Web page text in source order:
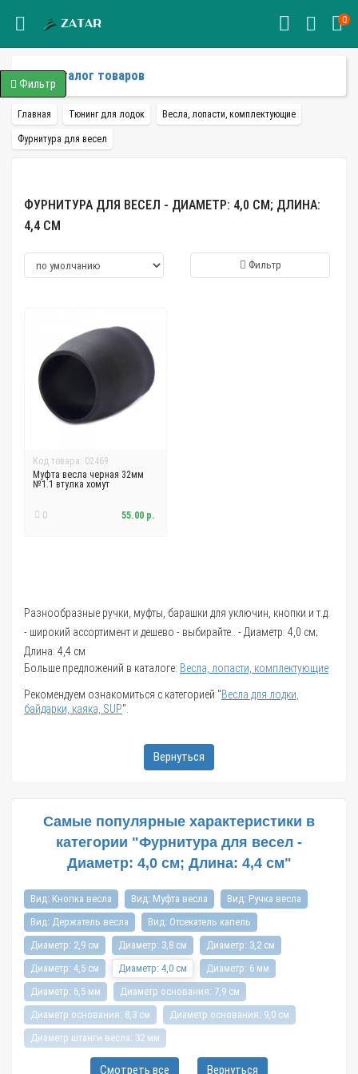
0
Каталог товаров
Главная Тюнинг для лодок Весла, лопасти, комплектующие
Фурнитура для весел
ФУРНИТУРА ДЛЯ ВЕСЕЛ - ДИАМЕТР: 4,0 СМ; ДЛИНА:
4,4 СМ
Фильтр
Код товара: 02469
Муфта весла черная 32мм
№1.1 втулка хомут
0 55.00 р.
Разнообразные ручки, муфты, барашки для уключин, кнопки и т.д.
- широкий ассортимент и дешево - выбирайте.. - Диаметр: 4,0 см;
Длина: 4,4 см
Больше предложений в каталоге: Весла, лопасти, комплектующие
Рекомендуем ознакомиться с категорией "Весла для лодки,
байдарки, каяка, SUP".
Вернуться
Самые популярные характеристики в
категории "Фурнитура для весел -
Диаметр: 4,0 см; Длина: 4,4 см"
Вид: Кнопка весла Вид: Муфта весла
Вид: Ручка весла
Вид: Держатель весла
Вид: Отсекатель капель
Диаметр: 2,9 см
Диаметр: 3,8 см
Диаметр: 3,2 см
Диаметр: 4,5 см
Диаметр: 4,0 см
Диаметр: 6 мм
Диаметр: 6,5 мм
Диаметр основания: 7,9 см
Диаметр основания: 8,3 см
Диаметр основания: 9,0 см
Диаметр штанги весла: 32 мм
Диаметр штанги весла: 32мм | 35мм
Смотреть все Вернуться
Фильтр